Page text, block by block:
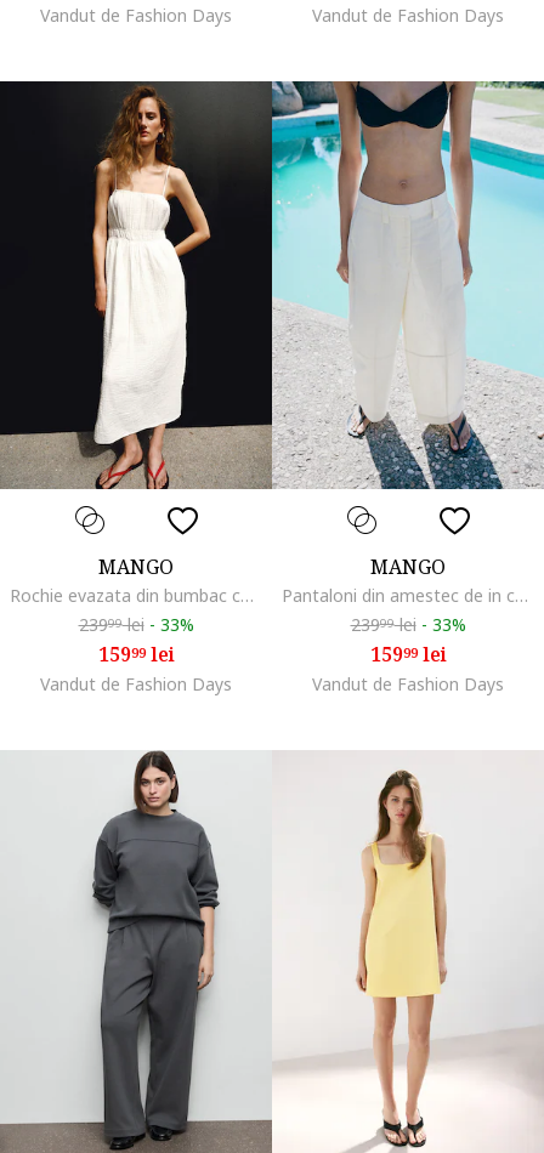
Vandut de Fashion Days Vandut de Fashion Days
MANGO
Rochie evazata din bumbac cu insertie elastica in talie, Alb
23999lei - 33%
15999lei
Vandut de Fashion Days
MANGO
Pantaloni din amestec de in cu croiala ampla, Galben pal
23999lei - 33%
15999lei
Vandut de Fashion Days